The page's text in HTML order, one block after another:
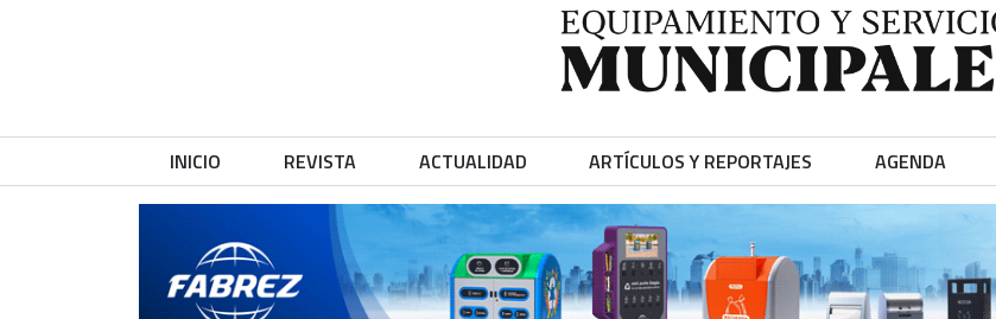
INICIO REVISTA ACTUALIDAD ARTÍCULOS Y REPORTAJES AGENDA